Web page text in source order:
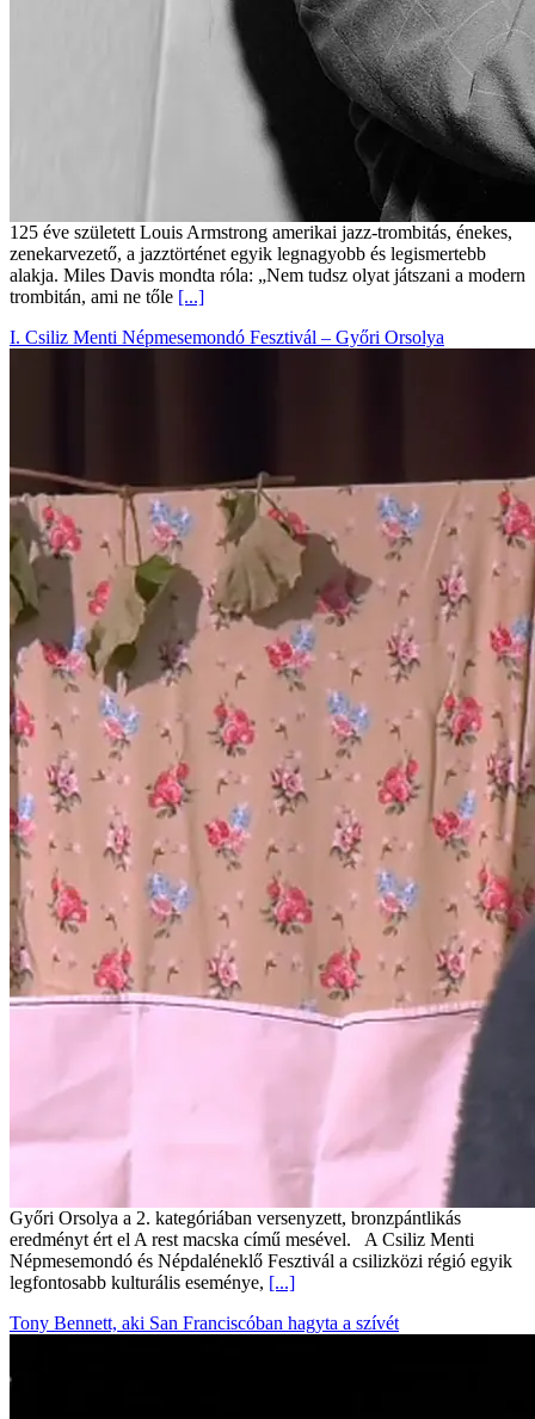
125 éve született Louis Armstrong amerikai jazz-trombitás, énekes,
zenekarvezető, a jazztörténet egyik legnagyobb és legismertebb
alakja. Miles Davis mondta róla: „Nem tudsz olyat játszani a modern
trombitán, ami ne tőle [...]
I. Csiliz Menti Népmesemondó Fesztivál – Győri Orsolya
Győri Orsolya a 2. kategóriában versenyzett, bronzpántlikás
eredményt ért el A rest macska című mesével. A Csiliz Menti
Népmesemondó és Népdaléneklő Fesztivál a csilizközi régió egyik
legfontosabb kulturális eseménye, [...]
Tony Bennett, aki San Franciscóban hagyta a szívét